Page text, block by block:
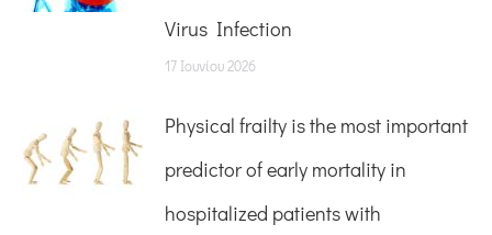
Virus Infection
17 Ιουνίου 2026
Physical frailty is the most important
predictor of early mortality in
hospitalized patients with